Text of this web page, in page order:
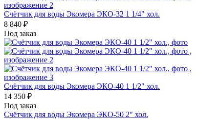
Счётчик для воды Экомера ЭКО-32 1 1/4" хол.
8 840 ₽
Под заказ
Счётчик для воды Экомера ЭКО-40 1 1/2" хол.
14 350 ₽
Под заказ
Счётчик для воды Экомера ЭКО-50 2" хол.